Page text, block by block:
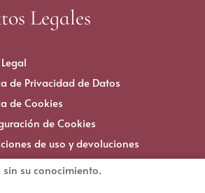
Legales
de Privacidad de Datos
de Cookies
de Cookies
de uso y devoluciones
su conocimiento.